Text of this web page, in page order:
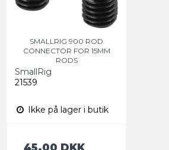
SMALLRIG 900 ROD
CONNECTOR FOR 15MM
RODS
SmallRig
21539
Ikke på lager i butik
45,00 DKK